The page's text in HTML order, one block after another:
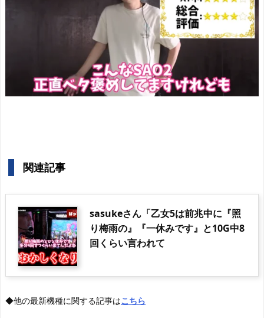
関連記事
sasukeさん「乙女5は前兆中に『照
り梅雨の』『一休みです』と10G中8
回くらい言われて
◆他の最新機種に関する記事はこちら